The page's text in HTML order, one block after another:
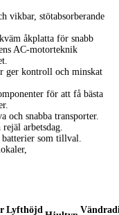
vikbar, stötabsorberande
åkplatta för snabb
AC-motorteknik
ger kontroll och minskat
för att få bästa
och snabba transporter.
arbetsdag.
batterier som tillval.
Lyfthöjd